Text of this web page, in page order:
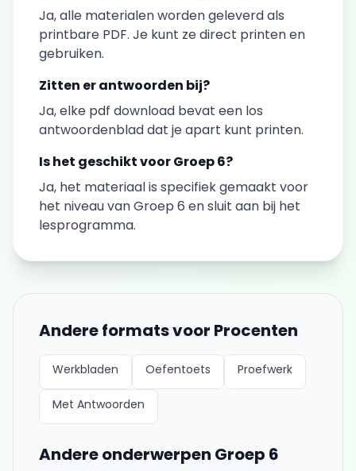
Ja, alle materialen worden geleverd als
printbare PDF. Je kunt ze direct printen en
gebruiken.
Zitten er antwoorden bij?
Ja, elke pdf download bevat een los
antwoordenblad dat je apart kunt printen.
Is het geschikt voorGroep 6?
Ja, het materiaal is specifiek gemaakt voor
het niveau vanGroep 6 en sluit aan bij het
lesprogramma.
Andere formats voor Procenten
Werkbladen Oefentoets Proefwerk
Met Antwoorden
Andere onderwerpen Groep 6